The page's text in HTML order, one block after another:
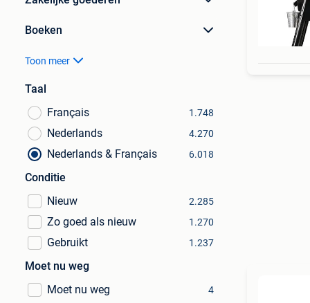
Boeken
Toon meer
Taal
Français
1.748
Nederlands 4.270
Nederlands & Français 6.018
Conditie
Nieuw
2.285
Zo goed als nieuw 1.270
Gebruikt 1.237
Moet nu weg
Moet nu weg
4